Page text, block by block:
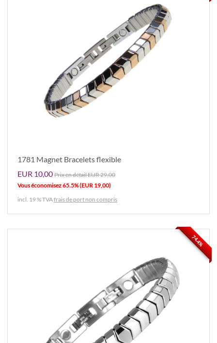
1781 Magnet Bracelets flexible
EUR 10,00 Prix ​​en détail EUR 29,00
Vous économisez 65.5% (EUR 19,00)
incl. 19 % TVAfrais de port non compris
74.4%